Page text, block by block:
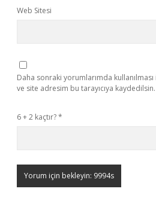
Web Sitesi
Daha sonraki yorumlarımda
ve site adresim bu tarayıcıya kaydedilsin.
6 + 2 kaçtır?*